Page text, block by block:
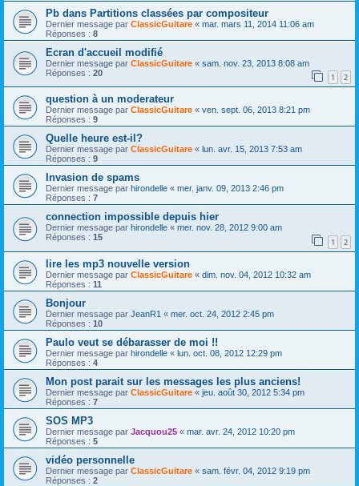
Pb dans Partitions classées par compositeur
Dernier message par ClassicGuitare « mar. mars 11, 2014 11:06 am
Réponses : 8
Ecran d'accueil modifié
Dernier message par ClassicGuitare « sam. nov. 23, 2013 8:08 am
Réponses : 20 1 2
question à un moderateur
Dernier message par ClassicGuitare « ven. sept. 06, 2013 8:21 pm
Réponses : 9
Quelle heure est-il?
Dernier message par ClassicGuitare « lun. avr. 15, 2013 7:53 am
Réponses : 9
Invasion de spams
Dernier message par hirondelle « mer. janv. 09, 2013 2:46 pm
Réponses : 7
connection impossible depuis hier
Dernier message par hirondelle « mer. nov. 28, 2012 9:00 am
Réponses : 15 1 2
lire les mp3 nouvelle version
Dernier message par ClassicGuitare « dim. nov. 04, 2012 10:32 am
Réponses : 11
Bonjour
Dernier message par JeanR1 « mer. oct. 24, 2012 2:45 pm
Réponses : 10
Paulo veut se débarasser de moi !!
Dernier message par hirondelle « lun. oct. 08, 2012 12:29 pm
Réponses : 4
Mon post parait sur les messages les plus anciens!
Dernier message par ClassicGuitare « jeu. août 30, 2012 5:34 pm
Réponses : 7
SOS MP3
Dernier message par Jacquou25 « mar. avr. 24, 2012 10:20 pm
Réponses : 5
vidéo personnelle
Dernier message par ClassicGuitare « sam. févr. 04, 2012 9:19 pm
Réponses : 2